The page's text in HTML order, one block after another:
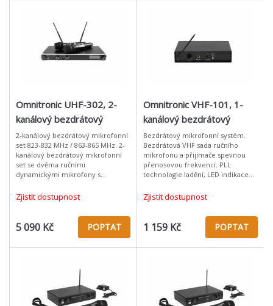
Omnitronic UHF-302, 2-
kanálový bezdrátový
mikrofonní set 823-832
MHz / 863-865 MHz
2-kanálový bezdrátový mikrofonní
set 823-832 MHz / 863-865 MHz. 2-
kanálový bezdrátový mikrofonní
set se dvěma ručními
dynamickými mikrofony s
displej pro zobrazení přenosové
frekvence a k
Zjistit dostupnost
5 090 Kč POPTAT
Omnitronic VHF-101, 1-
kanálový bezdrátový
mikrofonní set 214.35 MHz
Bezdrátový mikrofonní systém.
Bezdrátová VHF sada ručního
mikrofonu a přijímače spevnou
přenosovou frekvencí. PLL
technologie ladění, LED indikace
výstupní úrovně hlasitosti. Výstup
XLR neb
Zjistit dostupnost
1 159 Kč POPTAT